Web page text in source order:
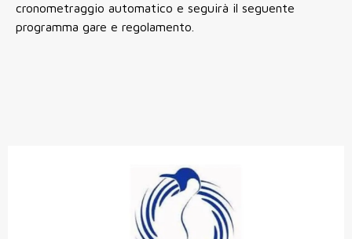
cronometraggio automatico e seguirà il seguente
programma gare e regolamento.